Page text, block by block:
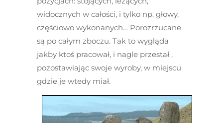
widocznych w całości, i tylko np. głowy,
częściowo wykonanych… Porozrzucane
są po całym zboczu. Tak to wygląda
jakby ktoś pracował, i nagle przestał ,
pozostawiając swoje wyroby, w miejscu
gdzie je wtedy miał.